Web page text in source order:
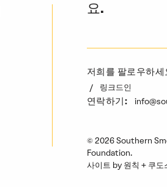
요.
캡차
저희를 팔로우하세
링크드인
연락하기:
© 2026 Southern
Foundation.
사이트 by 원칙 + 쿠도